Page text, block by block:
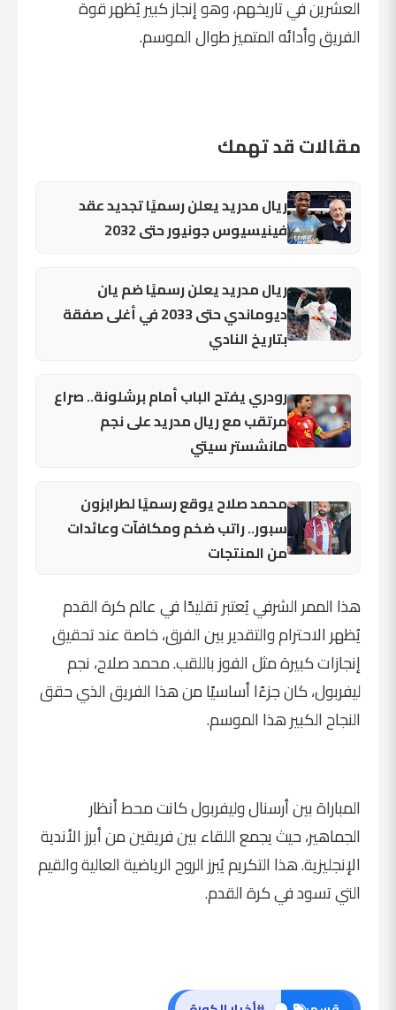
العشرين في تاريخهم، وهو إنجاز كبير يُظهر قوة
الفريق وأدائه المتميز طوال الموسم.
مقالات قد تهمك
ريال مدريد يعلن رسميًا تجديد عقد
فينيسيوس جونيور حتى 2032
ريال مدريد يعلن رسميًا ضم يان
ديوماندي حتى 2033 في أغلى صفقة
بتاريخ النادي
رودري يفتح الباب أمام برشلونة.. صراع
مرتقب مع ريال مدريد على نجم
مانشستر سيتي
محمد صلاح يوقع رسميًا لطرابزون
سبور.. راتب ضخم ومكافآت وعائدات
من المنتجات
هذا الممر الشرفي يُعتبر تقليدًا في عالم كرة القدم
يُظهر الاحترام والتقدير بين الفرق، خاصة عند تحقيق
إنجازات كبيرة مثل الفوز باللقب. محمد صلاح، نجم
ليفربول، كان جزءًا أساسيًا من هذا الفريق الذي حقق
النجاح الكبير هذا الموسم.
المباراة بين أرسنال وليفربول كانت محط أنظار
الجماهير، حيث يجمع اللقاء بين فريقين من أبرز الأندية
الإنجليزية. هذا التكريم يُبرز الروح الرياضية العالية والقيم
التي تسود في كرة القدم.